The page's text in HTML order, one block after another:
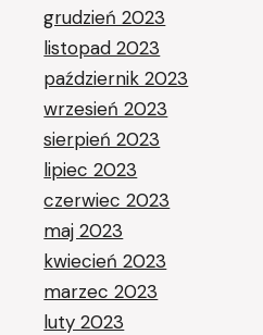
grudzień 2023
listopad 2023
październik 2023
wrzesień 2023
sierpień 2023
lipiec 2023
czerwiec 2023
maj 2023
kwiecień 2023
marzec 2023
luty 2023